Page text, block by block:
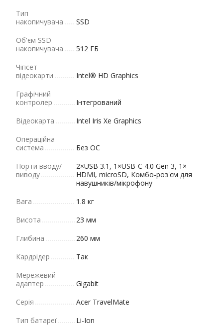
Тип
накопичувача
SSD
Об'єм SSD
накопичувача
512 ГБ
Чіпсет
відеокарти
Intel® HD Graphics
Графічний
контролер
Інтегрований
Відеокарта
Intel Iris Xe Graphics
Операційна
система
Без ОС
Порти вводу/
виводу
2×USB 3.1, 1×USB-C 4.0 Gen 3, 1×
HDMI, microSD, Комбо-роз'єм для
навушників/мікрофону
Вага
1.8 кг
Висота
23 мм
Глибина
260 мм
Кардрідер
Так
Мережевий
адаптер
Gigabit
Серія
Acer TravelMate
Тип батареї
Li-Ion